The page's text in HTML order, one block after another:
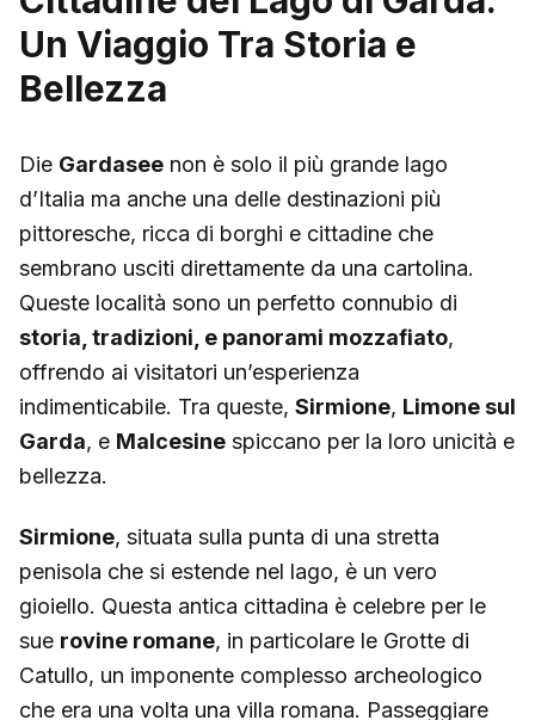
Un Viaggio Tra Storia e
Bellezza
Die Gardasee non è solo il più grande lago
d’Italia ma anche una delle destinazioni più
pittoresche, ricca di borghi e cittadine che
sembrano usciti direttamente da una cartolina.
Queste località sono un perfetto connubio di
storia, tradizioni, e panorami mozzafiato,
offrendo ai visitatori un’esperienza
indimenticabile. Tra queste, Sirmione, Limone sul
Garda, e Malcesine spiccano per la loro unicità e
bellezza.
Sirmione, situata sulla punta di una stretta
penisola che si estende nel lago, è un vero
gioiello. Questa antica cittadina è celebre per le
sue rovine romane, in particolare le Grotte di
Catullo, un imponente complesso archeologico
che era una volta una villa romana. Passeggiare